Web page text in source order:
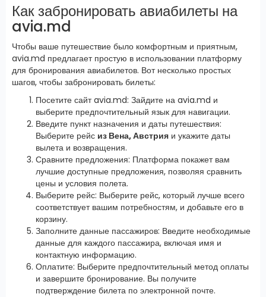
Как забронировать авиабилеты на
avia.md
Чтобы ваше путешествие было комфортным и приятным,
avia.md предлагает простую в использовании платформу
для бронирования авиабилетов. Вот несколько простых
шагов, чтобы забронировать билеты:
Посетите сайт avia.md: Зайдите на avia.md и
выберите предпочтительный язык для навигации.
Введите пункт назначения и даты путешествия:
Выберите рейс из Вена, Австрия и укажите даты
вылета и возвращения.
Сравните предложения: Платформа покажет вам
лучшие доступные предложения, позволяя сравнить
цены и условия полета.
Выберите рейс: Выберите рейс, который лучше всего
соответствует вашим потребностям, и добавьте его в
корзину.
Заполните данные пассажиров: Введите необходимые
данные для каждого пассажира, включая имя и
контактную информацию.
Оплатите: Выберите предпочтительный метод оплаты
и завершите бронирование. Вы получите
подтверждение билета по электронной почте.